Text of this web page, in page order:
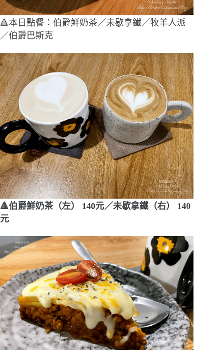
🔺本日點餐：伯爵鮮奶茶／未歇拿鐵／牧羊人派
／伯爵巴斯克
🔺伯爵鮮奶茶（左） 140元／未歇拿鐵（右） 140
元